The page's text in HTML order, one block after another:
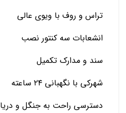
تراس و روف با ویوی عالی
انشعابات سه کنتور نصب
️سند و مدارک تکمیل
شهرکی با نگهبانی ۲۴ ساعته
دسترسی راحت به جنگل و دریا